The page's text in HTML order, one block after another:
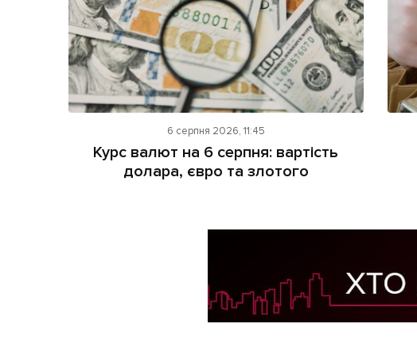
6 серпня 2026, 11:45
Курс валют на 6 серпня: вартість
долара, євро та злотого